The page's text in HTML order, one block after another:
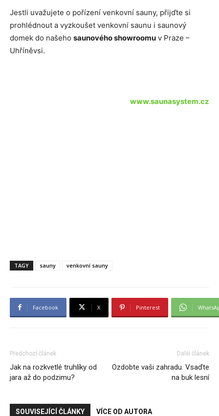
Jestli uvažujete o pořízení venkovní sauny, přijďte si
prohlédnout a vyzkoušet venkovní saunu i saunový
domek do našeho saunového showroomu v Praze –
Uhříněvsi.
www.saunasystem.cz
TAGY sauny venkovní sauny
Facebook X Pinterest
Předchozí článek
Jak na rozkvetlé truhlíky od
jara až do podzimu?
Další článek
Ozdobte vaši zahradu. Vsaďte
na buk lesní
SOUVISEJÍCÍ ČLÁNKY VÍCE OD AUTORA